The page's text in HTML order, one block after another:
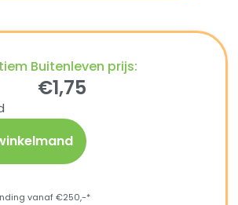
Buitenleven prijs:
€1,75
vanaf €250,-*